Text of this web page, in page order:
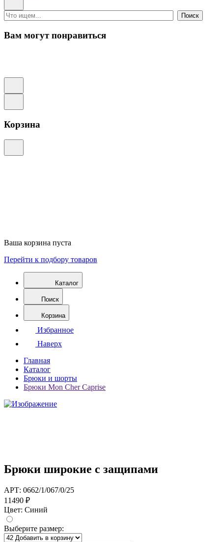
Поиск
Вам могут понравиться
Корзина
Ваша корзина пуста
Перейти к подбору товаров
Каталог
Поиск
Корзина
Избранное
Наверх
Главная
Каталог
Брюки и шорты
Брюки Mon Cher Caprise
Брюки широкие с защипами
АРТ: 0662/1/067/0/25
11490 ₽
Цвет: Синий
Выберите размер: